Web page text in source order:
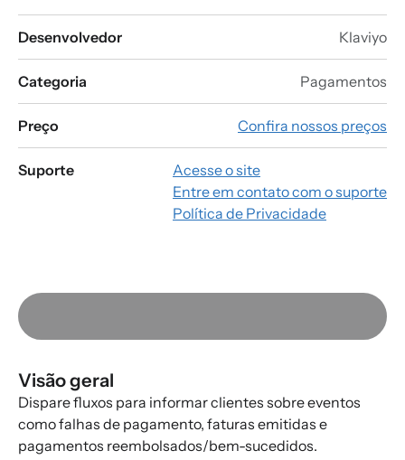
Desenvolvedor Klaviyo
Categoria Pagamentos
Preço Confira nossos preços
Suporte
Acesse o site
Entre em contato com o suporte
Política de Privacidade
Visão geral
Dispare fluxos para informar clientes sobre eventos
como falhas de pagamento, faturas emitidas e
pagamentos reembolsados/bem-sucedidos.